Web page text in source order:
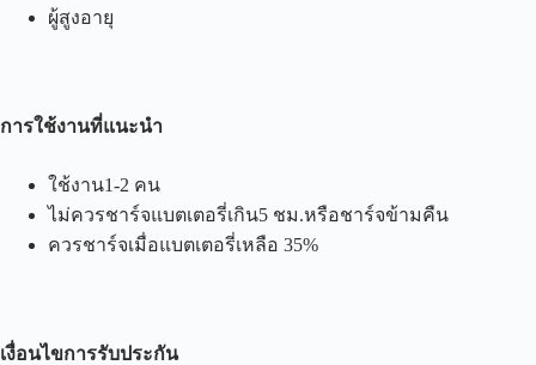
ผู้สูงอายุ
การใช้งานที่แนะนำ
ใช้งาน1-2 คน
ไม่ควรชาร์จแบตเตอรี่เกิน5 ชม.หรือชาร์จข้ามคืน
ควรชาร์จเมื่อแบตเตอรี่เหลือ 35%
เงื่อนไขการรับประกัน